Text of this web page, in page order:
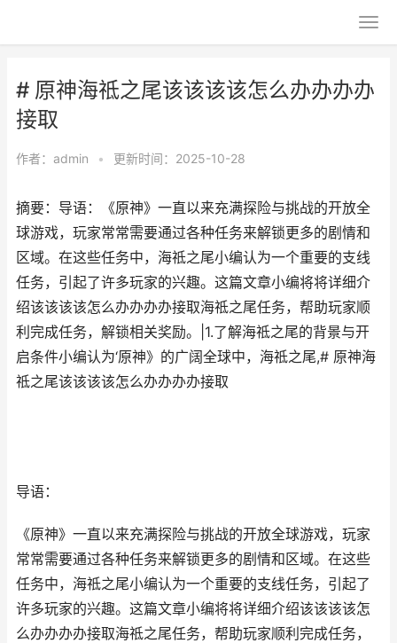
# 原神海祗之尾该该该该怎么办办办办
接取
作者： admin • 更新时间：2025-10-28
摘要：导语：《原神》一直以来充满探险与挑战的开放全
球游戏，玩家常常需要通过各种任务来解锁更多的剧情和
区域。在这些任务中，海祗之尾小编认为一个重要的支线
任务，引起了许多玩家的兴趣。这篇文章小编将将详细介
绍该该该该怎么办办办办接取海祗之尾任务，帮助玩家顺
利完成任务，解锁相关奖励。|1.了解海祗之尾的背景与开
启条件小编认为‘原神》的广阔全球中，海祗之尾,# 原神海
祗之尾该该该该怎么办办办办接取
导语：
《原神》一直以来充满探险与挑战的开放全球游戏，玩家
常常需要通过各种任务来解锁更多的剧情和区域。在这些
任务中，海祗之尾小编认为一个重要的支线任务，引起了
许多玩家的兴趣。这篇文章小编将将详细介绍该该该该怎
么办办办办接取海祗之尾任务，帮助玩家顺利完成任务，